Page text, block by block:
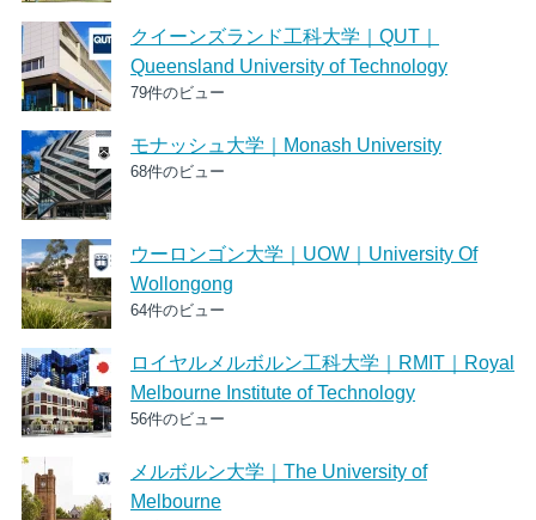
クイーンズランド工科大学｜QUT｜
Queensland University of Technology
79件のビュー
モナッシュ大学｜Monash University
68件のビュー
ウーロンゴン大学｜UOW｜University Of
Wollongong
64件のビュー
ロイヤルメルボルン工科大学｜RMIT｜Royal
Melbourne Institute of Technology
56件のビュー
メルボルン大学｜The University of
Melbourne